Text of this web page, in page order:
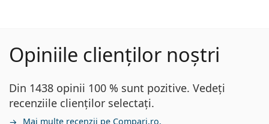
Opiniile clienților noștri
Din 1438 opinii 100 % sunt pozitive. Vedeți
recenziile clienților selectați.
Mai multe recenzii pe Compari.ro.